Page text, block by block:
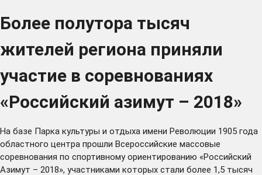
Более полутора тысяч
жителей региона приняли
участие в соревнованиях
«Российский азимут – 2018»
На базе Парка культуры и отдыха имени Революции 1905 года
областного центра прошли Всероссийские массовые
соревнования по спортивному ориентированию «Российский
Азимут – 2018», участниками которых стали более 1,5 тысяч